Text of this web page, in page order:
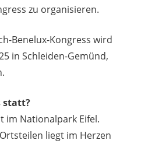
zu organisieren.
Benelux-Kongress wird
in Schleiden-Gemünd,
statt?
im Nationalpark Eifel.
liegt im Herzen